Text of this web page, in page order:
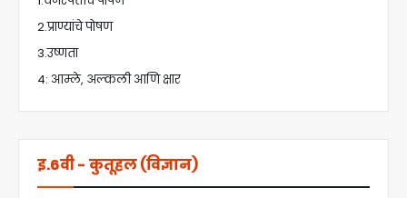
2.प्राण्यांचे पोषण
3.उष्णता
4: आम्ले, अल्कली आणि क्षार
इ.6वी - कुतूहल (विज्ञान)